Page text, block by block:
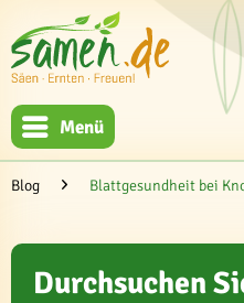
Menü
Blog Blattgesundheit bei
Durchsuchen